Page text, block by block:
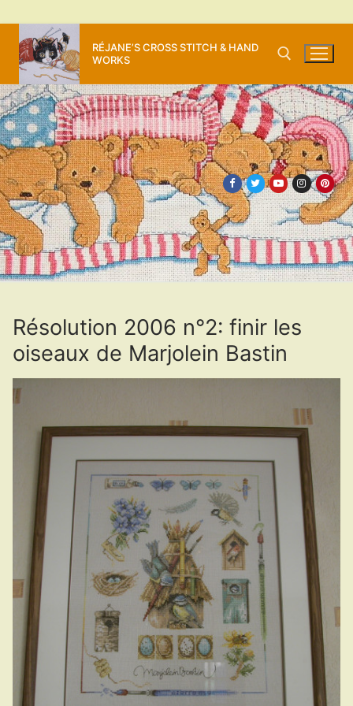
contenu
RÉJANE’S CROSS STITCH & HAND
WORKS
Rechercher :
Résolution 2006 n°2: finir les
oiseaux de Marjolein Bastin